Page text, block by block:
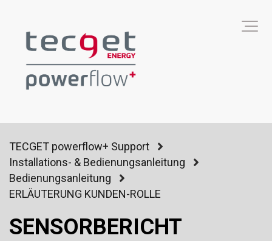
TECGET powerflow+ Support
Installations- & Bedienungsanleitung
Bedienungsanleitung
ERLÄUTERUNG KUNDEN-ROLLE
SENSORBERICHT